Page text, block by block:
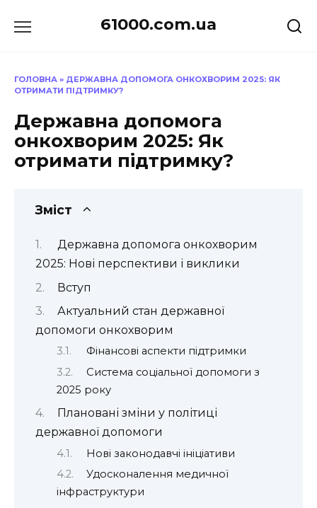
до
61000.com.ua
ГОЛОВНА » ДЕРЖАВНА ДОПОМОГА ОНКОХВОРИМ 2025: ЯК
ОТРИМАТИ ПІДТРИМКУ?
Державна допомога
онкохворим 2025: Як
отримати підтримку?
Зміст
Державна допомога онкохворим
2025: Нові перспективи і виклики
Вступ
Актуальний стан державної
допомоги онкохворим
Фінансові аспекти підтримки
Система соціальної допомоги з
2025 року
Плановані зміни у політиці
державної допомоги
Нові законодавчі ініціативи
Удосконалення медичної
інфраструктури